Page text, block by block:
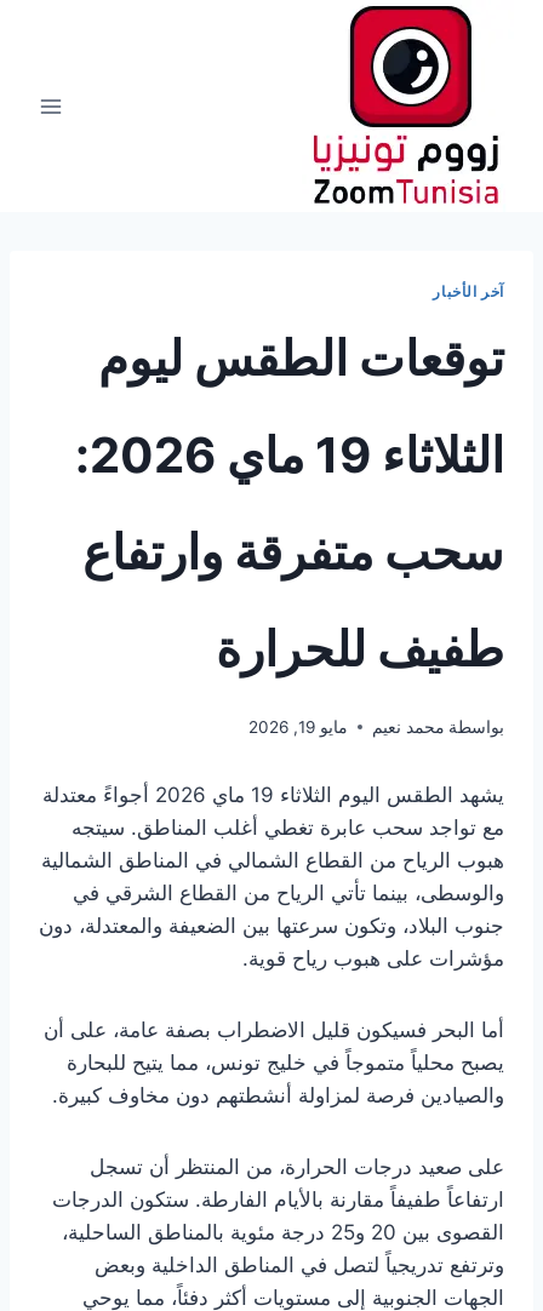
آخر الأخبار
توقعات الطقس ليوم
الثلاثاء 19 ماي 2026:
سحب متفرقة وارتفاع
طفيف للحرارة
بواسطة محمد نعيم مايو 19, 2026
يشهد الطقس اليوم الثلاثاء 19 ماي 2026 أجواءً معتدلة
مع تواجد سحب عابرة تغطي أغلب المناطق. سيتجه
هبوب الرياح من القطاع الشمالي في المناطق الشمالية
والوسطى، بينما تأتي الرياح من القطاع الشرقي في
جنوب البلاد، وتكون سرعتها بين الضعيفة والمعتدلة، دون
مؤشرات على هبوب رياح قوية.
أما البحر فسيكون قليل الاضطراب بصفة عامة، على أن
يصبح محلياً متموجاً في خليج تونس، مما يتيح للبحارة
والصيادين فرصة لمزاولة أنشطتهم دون مخاوف كبيرة.
على صعيد درجات الحرارة، من المنتظر أن تسجل
ارتفاعاً طفيفاً مقارنة بالأيام الفارطة. ستكون الدرجات
القصوى بين 20 و25 درجة مئوية بالمناطق الساحلية،
وترتفع تدريجياً لتصل في المناطق الداخلية وبعض
الجهات الجنوبية إلى مستويات أكثر دفئاً، مما يوحي